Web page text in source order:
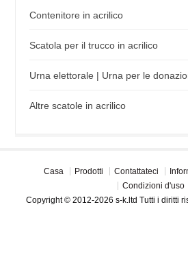
Contenitore in acrilico
Scatola per il trucco in acrilico
Urna elettorale | Urna per le
Altre scatole in acrilico
Casa Prodotti Contattateci
Condizioni d'uso
Copyright © 2012-2026 s-k.ltd Tutti i diritti